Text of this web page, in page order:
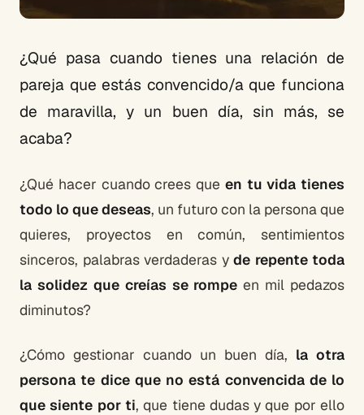
¿Qué pasa cuando tienes una relación de
pareja que estás convencido/a que funciona
de maravilla, y un buen día, sin más, se
acaba?
¿Qué hacer cuando crees que en tu vida tienes
todo lo que deseas, un futuro con la persona que
quieres, proyectos en común, sentimientos
sinceros, palabras verdaderas y de repente toda
la solidez que creías se rompe en mil pedazos
diminutos?
¿Cómo gestionar cuando un buen día, la otra
persona te dice que no está convencida de lo
que siente por ti, que tiene dudas y que por ello